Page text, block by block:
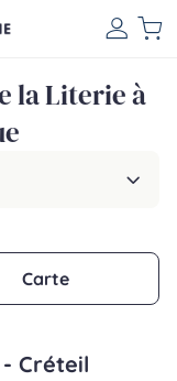
la Literie à
Carte
Créteil